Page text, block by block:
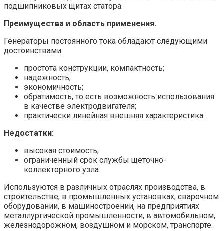
подшипниковых щитах статора.
Преимущества и область применения.
Генераторы постоянного тока обладают следующими
достоинствами:
простота конструкции, компактность;
надежность;
экономичность;
обратимость, то есть возможность использования
в качестве электродвигателя;
практически линейная внешняя характеристика.
Недостатки:
высокая стоимость;
ограниченный срок службы щеточно-
коллекторного узла.
Используются в различных отраслях производства, в
строительстве, в промышленных установках, сварочном
оборудовании, в машиностроении, на предприятиях
металлургической промышленности, в автомобильном,
железнодорожном, воздушном и морском, транспорте.